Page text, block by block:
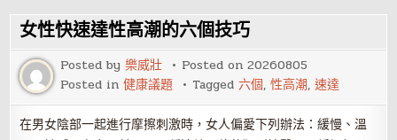
女性快速達性高潮的六個技巧
Posted by樂威壯 Posted on20260805
Posted in健康議題 Tagged六個,性高潮,速達
在男女陰部一起進行摩擦刺激時，女人偏愛下列辦法：緩慢、溫